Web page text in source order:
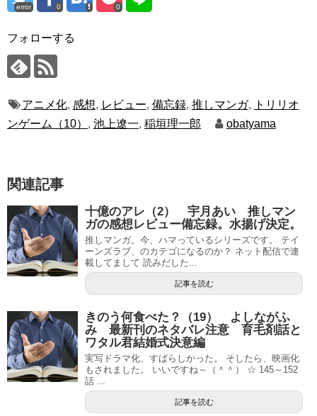
error 0 0
フォローする
アニメ化, 感想, レビュー, 備忘録, 推しマンガ,
トリリオ
ンゲーム（10） , 池上遼一, 稲垣理一郎 obatyama
関連記事
十億のアレ（2） 宇月あい 推しマン
ガの感想レビュー備忘録。水揚げ決定。
推しマンガ。今、ハマっているシリーズです。 テイ
ーンズラブ、のカテゴになるのか？ ネット配信で連
載してまして 読みだした...
記事を読む
きのう何食べた？（19） よしながふ
み 最新刊のネタバレ注意 育毛剤話と
ワタル君結婚式決意編
実写ドラマ化、すばらしかった。 そしたら、映画化
もされました。 いいですね～（＾＾） ☆ 145～152
話 ...
記事を読む